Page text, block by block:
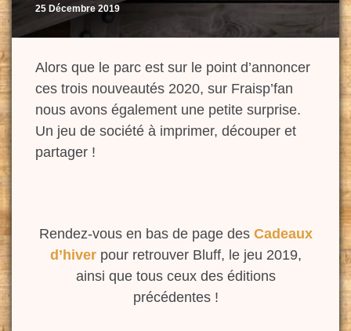
25 Décembre 2019
Alors que le parc est sur le point d’annoncer
ces trois nouveautés 2020, sur Fraisp’fan
nous avons également une petite surprise.
Un jeu de société à imprimer, découper et
partager !
Rendez-vous en bas de page des Cadeaux
d’hiverpour retrouver Bluff, le jeu 2019,
ainsi que tous ceux des éditions
précédentes !